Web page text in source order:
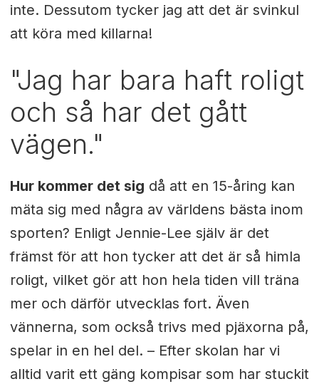
inte. Dessutom tycker jag att det är svinkul
att köra med killarna!
"Jag har bara haft roligt
och så har det gått
vägen."
Hur kommer det sig då att en 15-åring kan
mäta sig med några av världens bästa inom
sporten? Enligt Jennie-Lee själv är det
främst för att hon tycker att det är så himla
roligt, vilket gör att hon hela tiden vill träna
mer och därför utvecklas fort. Även
vännerna, som också trivs med pjäxorna på,
spelar in en hel del. – Efter skolan har vi
alltid varit ett gäng kompisar som har stuckit